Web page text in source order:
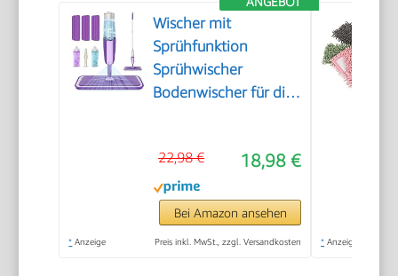
Wischer mit
Sprühfunktion
Sprühwischer
Bodenwischer für die
18,98 €
22,98 €
Bei Amazon ansehen
* Anzeige Preis inkl. MwSt., zzgl. Versandkosten * Anzeige